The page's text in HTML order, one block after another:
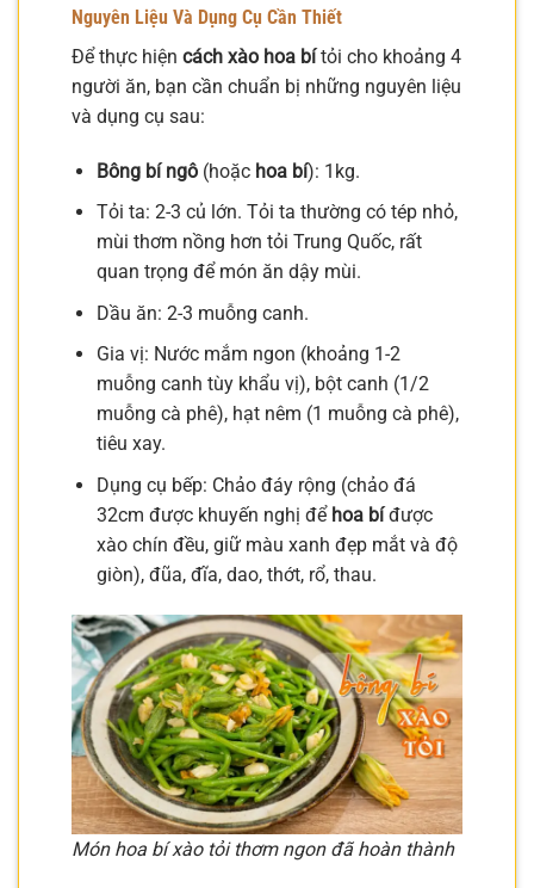
Nguyên Liệu Và Dụng Cụ Cần Thiết
Để thực hiện cách xào hoa bítỏi cho khoảng 4
người ăn, bạn cần chuẩn bị những nguyên liệu
và dụng cụ sau:
Bông bí ngô(hoặc hoa bí): 1kg.
Tỏi ta: 2-3 củ lớn. Tỏi ta thường có tép nhỏ,
mùi thơm nồng hơn tỏi Trung Quốc, rất
quan trọng để món ăn dậy mùi.
Dầu ăn: 2-3 muỗng canh.
Gia vị: Nước mắm ngon (khoảng 1-2
muỗng canh tùy khẩu vị), bột canh (1/2
muỗng cà phê), hạt nêm (1 muỗng cà phê),
tiêu xay.
Dụng cụ bếp: Chảo đáy rộng (chảo đá
32cm được khuyến nghị để hoa bíđược
xào chín đều, giữ màu xanh đẹp mắt và độ
giòn), đũa, đĩa, dao, thớt, rổ, thau.
Món hoa bí xào tỏi thơm ngon đã hoàn thành